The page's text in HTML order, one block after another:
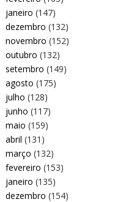
janeiro (147)
dezembro (132)
novembro (152)
outubro (132)
setembro (149)
agosto (175)
julho (128)
junho (117)
maio (159)
abril (131)
março (132)
fevereiro (153)
janeiro (135)
dezembro (154)